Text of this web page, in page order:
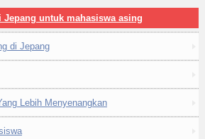
Jepang untuk mahasiswa asing
di Jepang
Lebih Menyenangkan